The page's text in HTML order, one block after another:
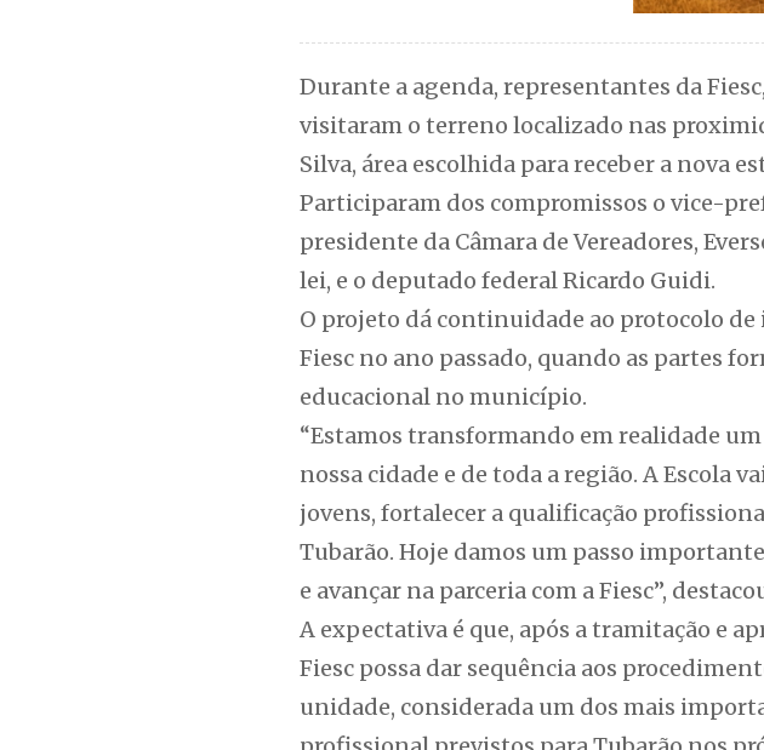
Durante a agenda, representantes da
visitaram o terreno localizado nas
Silva, área escolhida para receber a nova
Participaram dos compromissos o vice-
presidente da Câmara de Vereadores,
lei, e o deputado federal Ricardo Guidi.
O projeto dá continuidade ao protocolo
Fiesc no ano passado, quando as partes
educacional no município.
“Estamos transformando em realidade
nossa cidade e de toda a região. A Escola
jovens, fortalecer a qualificação
Tubarão. Hoje damos um passo
e avançar na parceria com a Fiesc”,
A expectativa é que, após a tramitação e
Fiesc possa dar sequência aos
unidade, considerada um dos mais